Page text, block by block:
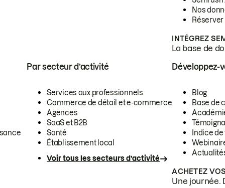
Nos
INTÉGREZ
La base de
Par secteur d’activité
Services aux professionnels
Commerce de détail et e-commerce
Agences
SaaS et B2B
Santé
Établissement local
Voir tous les secteurs d’activité
Développez-
Blog
Base de
Indice
ACHETEZ
Une journée.